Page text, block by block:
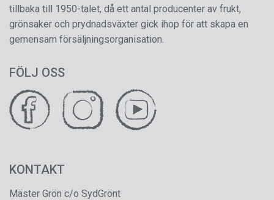
tillbaka till 1950-talet, då ett antal producenter av frukt,
grönsaker och prydnadsväxter gick ihop för att skapa en
gemensam försäljningsorganisation.
FÖLJ OSS
KONTAKT
Mäster Grön c/o SydGrönt